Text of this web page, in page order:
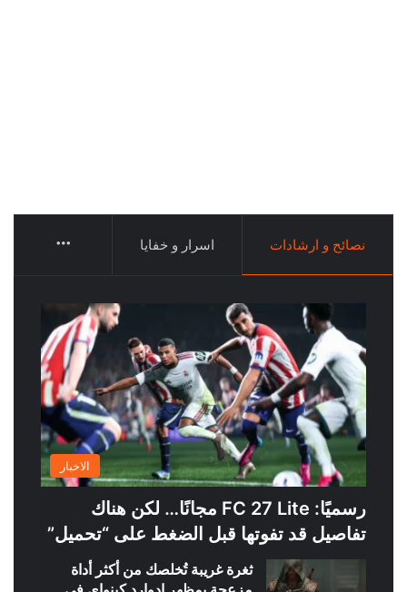
نصائح و ارشادات اسرار و خفايا More
الاخبار
رسميًا: FC 27 Lite مجانًا… لكن هناك
تفاصيل قد تفوتها قبل الضغط على “تحميل”
ثغرة غريبة تُخلصك من أكثر أداة